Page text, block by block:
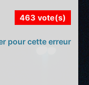
463 vote(s)
pour cette erreur